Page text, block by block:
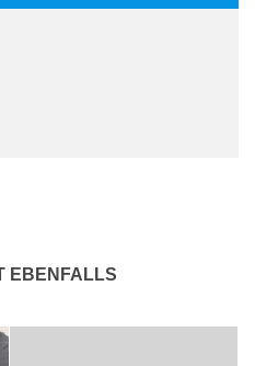
EBENFALLS